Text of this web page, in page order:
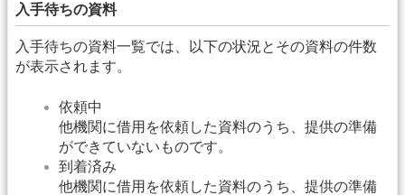
入手待ちの資料
入手待ちの資料一覧では、以下の状況とその資料の件数
が表示されます。
依頼中
他機関に借用を依頼した資料のうち、提供の準備
ができていないものです。
到着済み
他機関に借用を依頼した資料のうち、提供の準備